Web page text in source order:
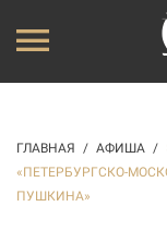
ГЛАВНАЯ АФИША
«ПЕТЕРБУРГСКО-
ПУШКИНА»